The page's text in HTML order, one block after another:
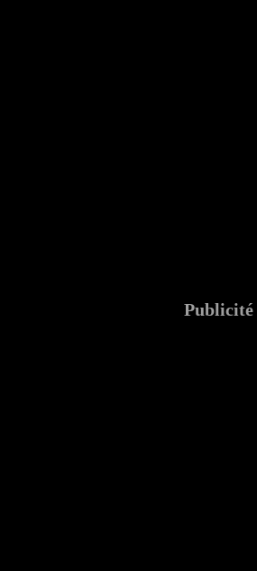
Publicité